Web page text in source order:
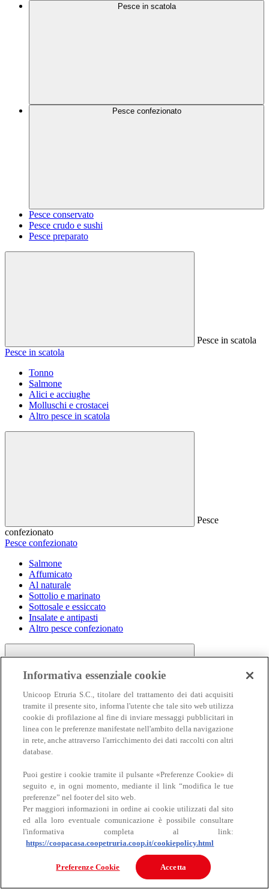
Pesce in scatola
Pesce confezionato
Pesce conservato
Pesce crudo e sushi
Pesce preparato
Pesce in scatola
Pesce in scatola
Tonno
Salmone
Alici e acciughe
Molluschi e crostacei
Altro pesce in scatola
Pesce
confezionato
Pesce confezionato
Salmone
Affumicato
Al naturale
Sottolio e marinato
Sottosale e essiccato
Insalate e antipasti
Altro pesce confezionato
Carne
Carne
Bovino
Informativa essenziale cookie
Unicoop Etruria S.C., titolare del trattamento dei dati acquisiti
tramite il presente sito, informa l'utente che tale sito web utilizza
cookie di profilazione al fine di inviare messaggi pubblicitari in
linea con le preferenze manifestate nell'ambito della navigazione
in rete, anche attraverso l'arricchimento dei dati raccolti con altri
database.
Puoi gestire i cookie tramite il pulsante «Preferenze Cookie» di
seguito e, in ogni momento, mediante il link “modifica le tue
preferenze” nel footer del sito web.
Per maggiori informazioni in ordine ai cookie utilizzati dal sito
ed alla loro eventuale comunicazione è possibile consultare
l'informativa completa al link:
https://coopacasa.coopetruria.coop.it/cookiepolicy.html
Preferenze Cookie Accetta